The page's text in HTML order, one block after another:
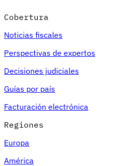
Expertos
Nuestros autores
Cobertura
Noticias fiscales
Perspectivas de expertos
Decisiones judiciales
Guías por país
Facturación electrónica
Regiones
Europa
América